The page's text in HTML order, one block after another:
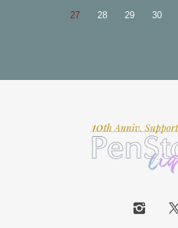
27 28 29 30